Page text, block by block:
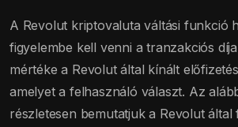
A Revolut kriptovaluta váltási funkció
figyelembe kell venni a tranzakciós
mértéke a Revolut által kínált
amelyet a felhasználó választ. Az
részletesen bemutatjuk a Revolut által